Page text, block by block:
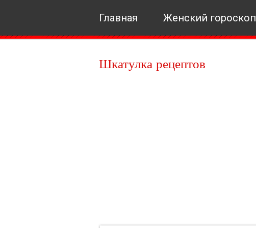
Главная Женский гороскоп
Шкатулка рецептов